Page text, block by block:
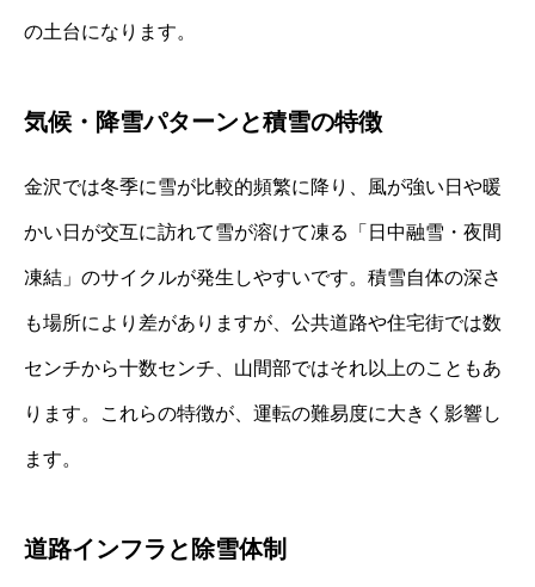
の土台になります。
気候・降雪パターンと積雪の特徴
金沢では冬季に雪が比較的頻繁に降り、風が強い日や暖
かい日が交互に訪れて雪が溶けて凍る「日中融雪・夜間
凍結」のサイクルが発生しやすいです。積雪自体の深さ
も場所により差がありますが、公共道路や住宅街では数
センチから十数センチ、山間部ではそれ以上のこともあ
ります。これらの特徴が、運転の難易度に大きく影響し
ます。
道路インフラと除雪体制